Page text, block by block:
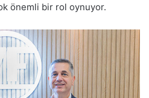
önemli bir rol oynuyor.